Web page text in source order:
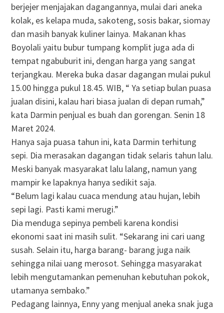
berjejer menjajakan dagangannya, mulai dari aneka
kolak, es kelapa muda, sakoteng, sosis bakar, siomay
dan masih banyak kuliner lainya. Makanan khas
Boyolali yaitu bubur tumpang komplit juga ada di
tempat ngabuburit ini, dengan harga yang sangat
terjangkau. Mereka buka dasar dagangan mulai pukul
15.00 hingga pukul 18.45. WIB, “ Ya setiap bulan puasa
jualan disini, kalau hari biasa jualan di depan rumah,”
kata Darmin penjual es buah dan gorengan. Senin 18
Maret 2024.
Hanya saja puasa tahun ini, kata Darmin terhitung
sepi. Dia merasakan dagangan tidak selaris tahun lalu.
Meski banyak masyarakat lalu lalang, namun yang
mampir ke lapaknya hanya sedikit saja.
“Belum lagi kalau cuaca mendung atau hujan, lebih
sepi lagi. Pasti kami merugi.”
Dia menduga sepinya pembeli karena kondisi
ekonomi saat ini masih sulit. “Sekarang ini cari uang
susah. Selain itu, harga barang- barang juga naik
sehingga nilai uang merosot. Sehingga masyarakat
lebih mengutamankan pemenuhan kebutuhan pokok,
utamanya sembako.”
Pedagang lainnya, Enny yang menjual aneka snak juga